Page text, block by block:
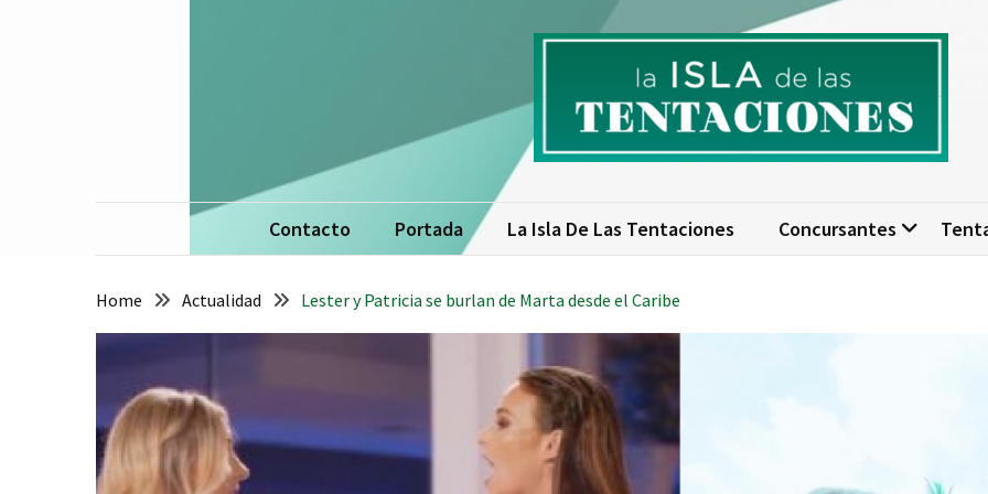
La isla de las tentaciones.
Descubre todo sobre La Isla de las Tentaciones 10: concursantes,
Contacto Portada La Isla De Las Tentaciones Concursantes
Home Actualidad Lester y Patricia se burlan de Marta desde el Caribe